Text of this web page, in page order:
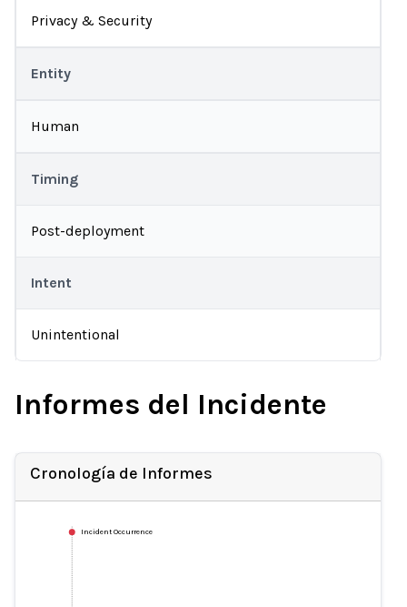
Privacy & Security
Entity
Human
Timing
Post-deployment
Intent
Unintentional
Informes del Incidente
Cronología de Informes
Incident Occurrence